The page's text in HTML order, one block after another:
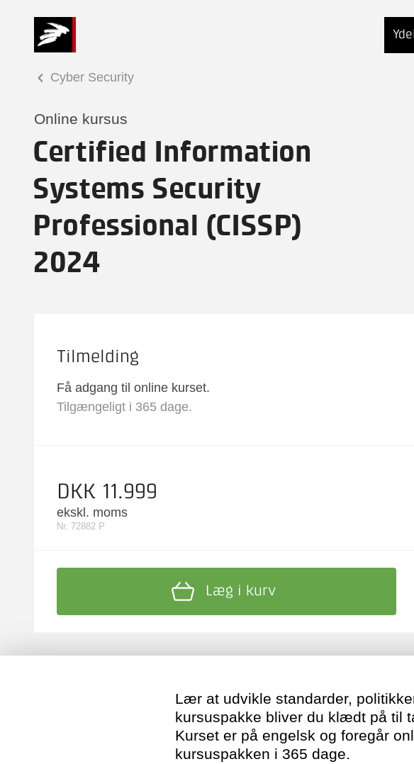
Cyber Security
Online kursus
Certified Information
Systems Security
Professional (CISSP)
2024
Tilmelding
Få adgang til online kurset.
Tilgængeligt i 365 dage.
DKK 11.999
ekskl. moms
Nr. 72882 P
Læg i kurv
Lær at udvikle standarder,
kursuspakke bliver du klædt på til
Kurset er på engelsk og foregår
kursuspakken i 365 dage.